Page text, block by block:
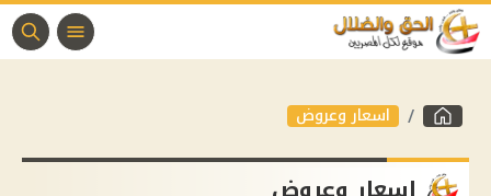
اسعار وعروض